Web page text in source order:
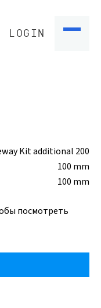
LOGIN
Kit additional 200
100 mm
100 mm
посмотреть